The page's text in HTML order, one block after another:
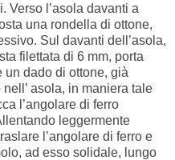
Verso l’asola davanti a
una rondella di ottone,
Sul davanti dell’asola,
filettata di 6 mm, porta
un dado di ottone, già
asola, in maniera tale
l’angolare di ferro
leggermente
l’angolare di ferro e
ad esso solidale, lungo